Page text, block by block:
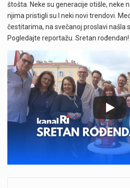
štošta. Neke su generacije otišle, neke
njima pristigli su I neki novi trendovi.
čestitarima, na svečanoj proslavi našla
Pogledajte reportažu. Sretan rođendan!